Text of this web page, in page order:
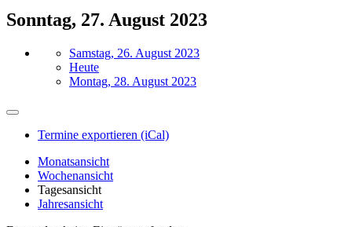
Sonntag, 27. August 2023
Samstag, 26. August 2023
Heute
Montag, 28. August 2023
Termine exportieren (iCal)
Monatsansicht
Wochenansicht
Tagesansicht
Jahresansicht